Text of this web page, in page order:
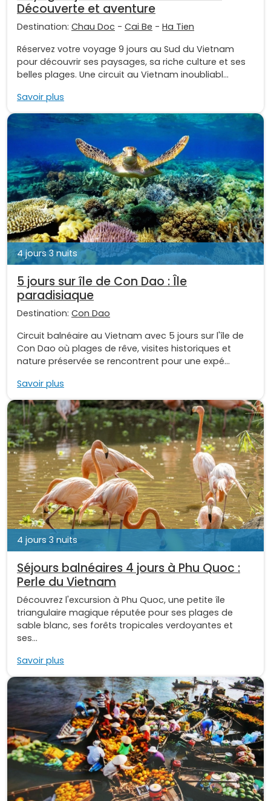
Découverte et aventure
Destination: Chau Doc - Cai Be - Ha Tien
Réservez votre voyage 9 jours au Sud du Vietnam
pour découvrir ses paysages, sa riche culture et ses
belles plages. Une circuit au Vietnam inoubliabl...
Savoir plus
4 jours 3 nuits
5 jours sur île de Con Dao : Île
paradisiaque
Destination: Con Dao
Circuit balnéaire au Vietnam avec 5 jours sur l'île de
Con Dao où plages de rêve, visites historiques et
nature préservée se rencontrent pour une expé...
Savoir plus
4 jours 3 nuits
Séjours balnéaires 4 jours à Phu Quoc :
Perle du Vietnam
Découvrez l'excursion à Phu Quoc, une petite île
triangulaire magique réputée pour ses plages de
sable blanc, ses forêts tropicales verdoyantes et
ses...
Savoir plus